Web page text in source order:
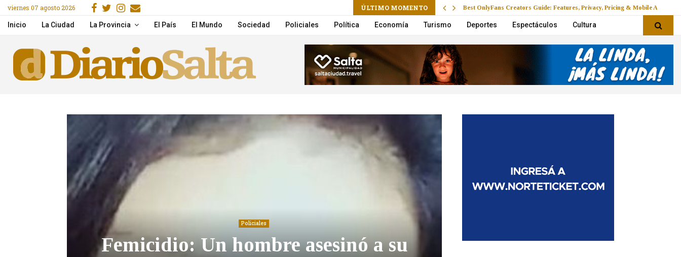
viernes 07 agosto 2026 ÚLTIMO MOMENTO Best OnlyFans Creators Guide: Features, Privacy, Pricing & Mobile Access
Facebook
Gorjeo
Instagram
Email
Inicio La Ciudad La Provincia El País El Mundo Sociedad Policiales Política Economía Turismo Deportes Espectáculos Cultura
Policiales
Femicidio: Un hombre asesinó a su